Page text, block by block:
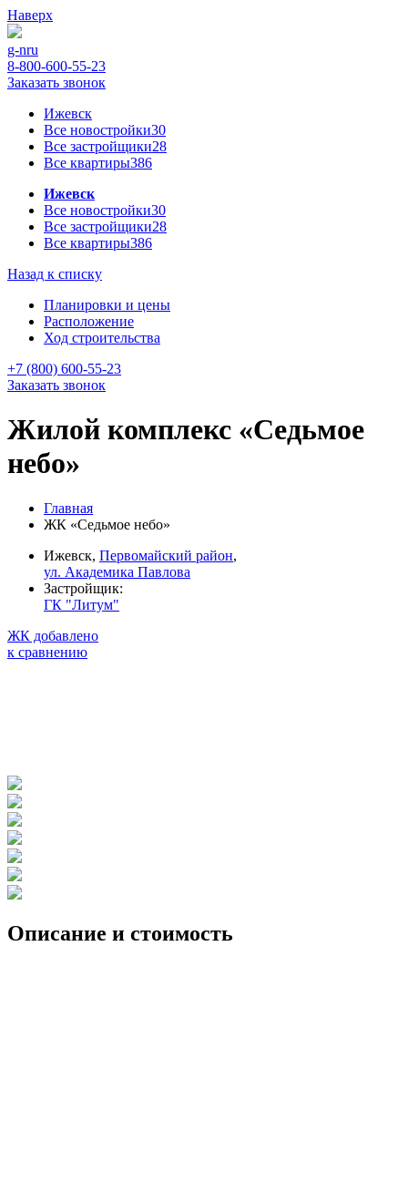
Наверх
g-nru
8-800-600-55-23
Заказать звонок
Ижевск
Все новостройки30
Все застройщики28
Все квартиры386
Ижевск
Все новостройки30
Все застройщики28
Все квартиры386
Назад к списку
Планировки и цены
Расположение
Ход строительства
+7 (800) 600-55-23
Заказать звонок
Жилой комплекс «Седьмое
небо»
Главная
ЖК «Седьмое небо»
Ижевск, Первомайский район,
ул. Академика Павлова
Застройщик:
ГК "Литум"
ЖК добавлено
к сравнению
Описание и стоимость